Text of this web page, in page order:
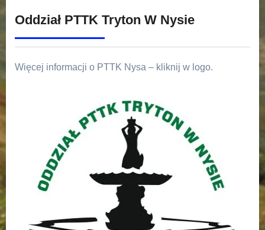
Oddział PTTK Tryton W Nysie
Więcej informacji o PTTK Nysa – kliknij w logo.